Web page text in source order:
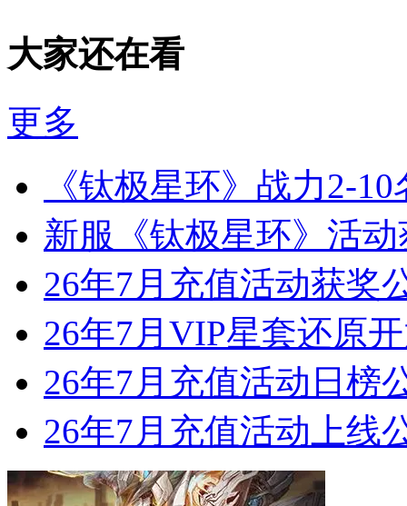
大家还在看
更多
《钛极星环》战力2-
新服《钛极星环》活
26年7月充值活动获奖
26年7月VIP星套还原
26年7月充值活动日榜
26年7月充值活动上线